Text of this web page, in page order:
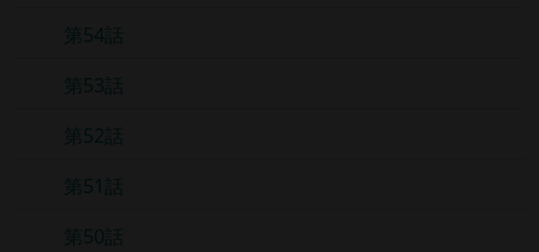
第54話
第53話
第52話
第51話
第50話